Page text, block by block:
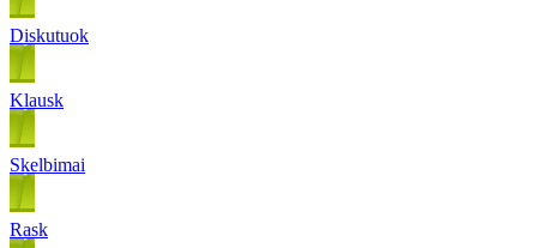
Diskutuok
Klausk
Skelbimai
Rask